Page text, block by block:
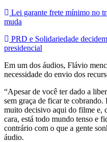
Lei garante frete mínimo no
muda
PRD e Solidariedade
presidencial
Em um dos áudios, Flávio
necessidade do envio dos
“Apesar de você ter dado a
sem graça de ficar te
muito decisivo aqui do filme e,
cara, está todo mundo tenso e
contrário com o que a gente
áudio.